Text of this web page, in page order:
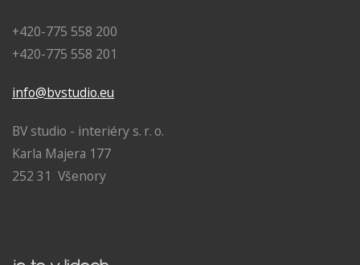
+420-775 558 200
+420-775 558 201
info@bvstudio.eu
BV studio - interiéry s. r. o.
Karla Majera 177
252 31 Všenory